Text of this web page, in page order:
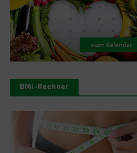
BMI-Rechner